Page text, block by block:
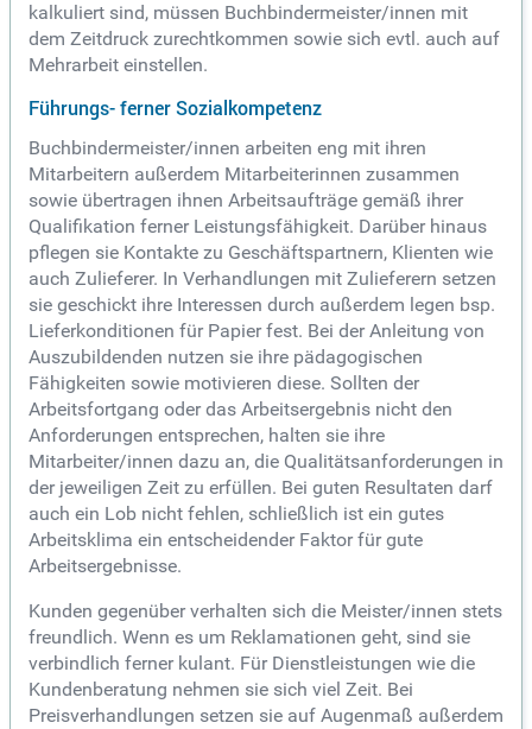
kalkuliert sind, müssen Buchbindermeister/innen mit
dem Zeitdruck zurechtkommen sowie sich evtl. auch auf
Mehrarbeit einstellen.
Führungs- ferner Sozialkompetenz
Buchbindermeister/innen arbeiten eng mit ihren
Mitarbeitern außerdem Mitarbeiterinnen zusammen
sowie übertragen ihnen Arbeitsaufträge gemäß ihrer
Qualifikation ferner Leistungsfähigkeit. Darüber hinaus
pflegen sie Kontakte zu Geschäftspartnern, Klienten wie
auch Zulieferer. In Verhandlungen mit Zulieferern setzen
sie geschickt ihre Interessen durch außerdem legen bsp.
Lieferkonditionen für Papier fest. Bei der Anleitung von
Auszubildenden nutzen sie ihre pädagogischen
Fähigkeiten sowie motivieren diese. Sollten der
Arbeitsfortgang oder das Arbeitsergebnis nicht den
Anforderungen entsprechen, halten sie ihre
Mitarbeiter/innen dazu an, die Qualitätsanforderungen in
der jeweiligen Zeit zu erfüllen. Bei guten Resultaten darf
auch ein Lob nicht fehlen, schließlich ist ein gutes
Arbeitsklima ein entscheidender Faktor für gute
Arbeitsergebnisse.
Kunden gegenüber verhalten sich die Meister/innen stets
freundlich. Wenn es um Reklamationen geht, sind sie
verbindlich ferner kulant. Für Dienstleistungen wie die
Kundenberatung nehmen sie sich viel Zeit. Bei
Preisverhandlungen setzen sie auf Augenmaß außerdem